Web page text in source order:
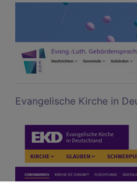
Evangelische Kirche in